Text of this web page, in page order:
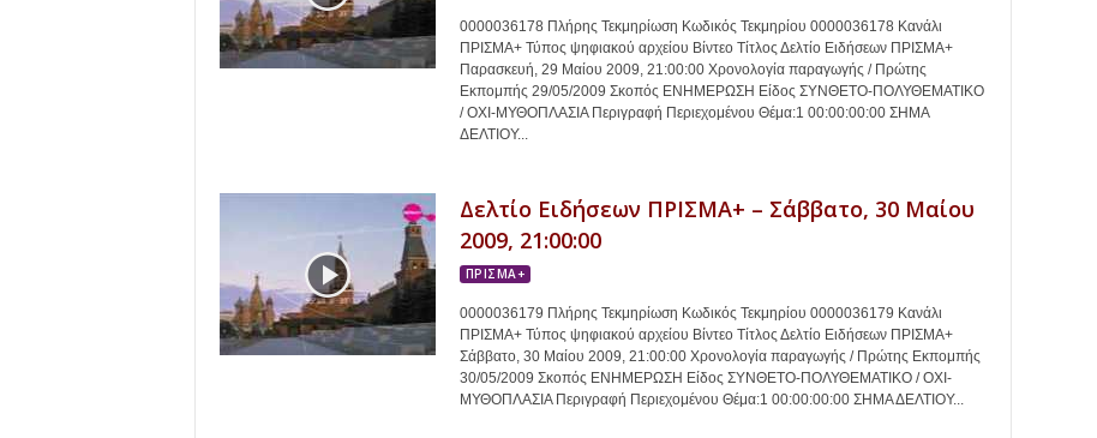
0000036178 Πλήρης Τεκμηρίωση Κωδικός Τεκμηρίου 0000036178 Κανάλι
ΠΡΙΣΜΑ+ Τύπος ψηφιακού αρχείου Βίντεο Τίτλος Δελτίο Ειδήσεων ΠΡΙΣΜΑ+
Παρασκευή, 29 Μαίου 2009, 21:00:00 Χρονολογία παραγωγής / Πρώτης
Εκπομπής 29/05/2009 Σκοπός ΕΝΗΜΕΡΩΣΗ Είδος ΣΥΝΘΕΤΟ-ΠΟΛΥΘΕΜΑΤΙΚΟ
/ ΟΧΙ-ΜΥΘΟΠΛΑΣΙΑ Περιγραφή Περιεχομένου Θέμα:1 00:00:00:00 ΣΗΜΑ
ΔΕΛΤΙΟΥ...
Δελτίο Ειδήσεων ΠΡΙΣΜΑ+ – Σάββατο, 30 Μαίου
2009, 21:00:00
ΠΡΙΣΜΑ+
0000036179 Πλήρης Τεκμηρίωση Κωδικός Τεκμηρίου 0000036179 Κανάλι
ΠΡΙΣΜΑ+ Τύπος ψηφιακού αρχείου Βίντεο Τίτλος Δελτίο Ειδήσεων ΠΡΙΣΜΑ+
Σάββατο, 30 Μαίου 2009, 21:00:00 Χρονολογία παραγωγής / Πρώτης Εκπομπής
30/05/2009 Σκοπός ΕΝΗΜΕΡΩΣΗ Είδος ΣΥΝΘΕΤΟ-ΠΟΛΥΘΕΜΑΤΙΚΟ / ΟΧΙ-
ΜΥΘΟΠΛΑΣΙΑ Περιγραφή Περιεχομένου Θέμα:1 00:00:00:00 ΣΗΜΑ ΔΕΛΤΙΟΥ...